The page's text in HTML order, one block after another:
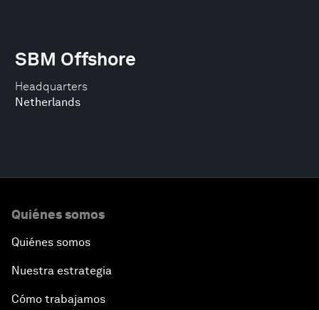
Headquarters
Netherlands
SBM Offshore
Quiénes somos
Quiénes somos
Nuestra estrategia
Cómo trabajamos